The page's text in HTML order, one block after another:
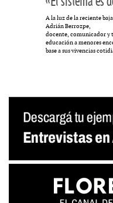
A la luz de la reciente
Adrián Berrozpe,
docente, comunicador y
educación a menores
base a sus vivencias